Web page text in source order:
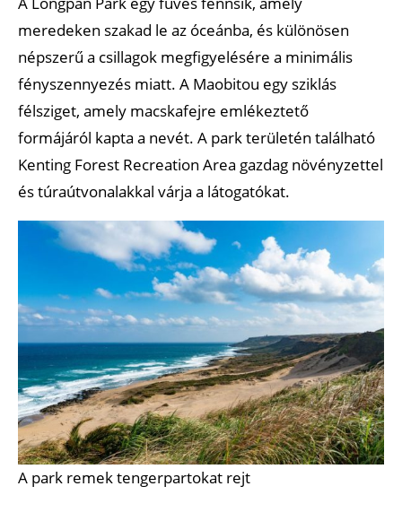
meredeken szakad le az óceánba, és különösen
népszerű a csillagok megfigyelésére a minimális
fényszennyezés miatt. A Maobitou egy sziklás
félsziget, amely macskafejre emlékeztető
formájáról kapta a nevét. A park területén található
Kenting Forest Recreation Area gazdag növényzettel
és túraútvonalakkal várja a látogatókat.
A park remek tengerpartokat rejt